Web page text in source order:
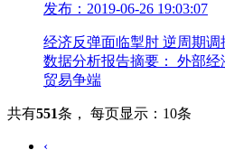
发布：2019-06-26 19:03:07
经济反弹面临掣肘 逆周期
数据分析报告摘要： 外部
贸易争端
共有551条 ， 每页显示：10条
‹